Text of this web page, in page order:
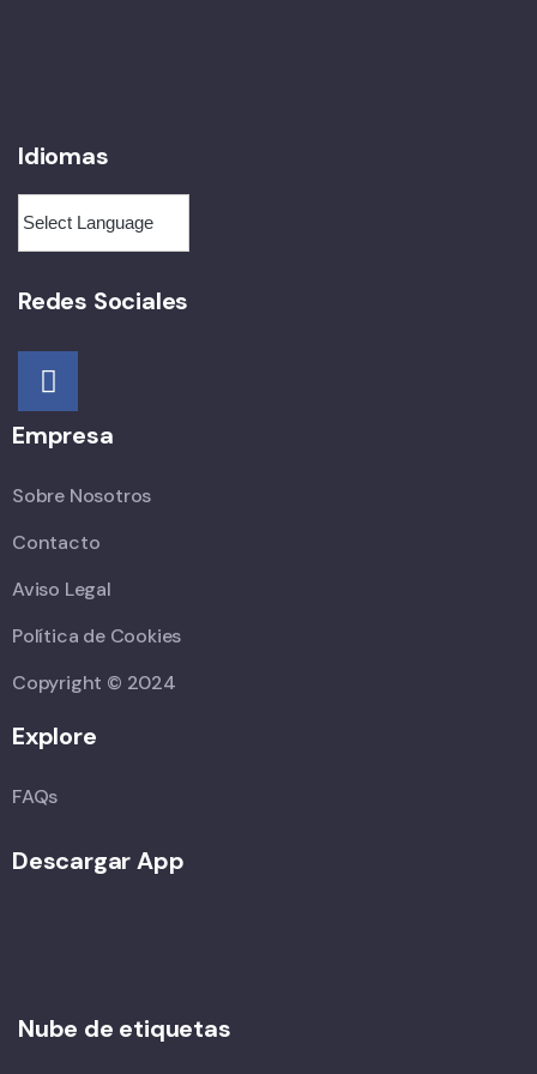
Idiomas
Redes Sociales
Empresa
Sobre Nosotros
Contacto
Aviso Legal
Política de Cookies
Copyright © 2024
Explore
FAQs
Descargar App
Nube de etiquetas